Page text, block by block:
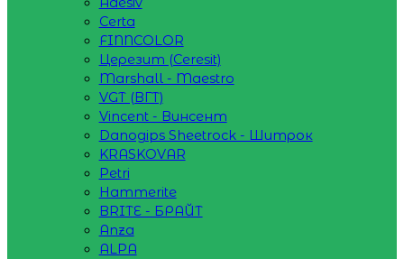
Certa
FINNCOLOR
Церезит (Ceresit)
Marshall - Maestro
VGT (ВГТ)
Vincent - Винсент
Danogips Sheetrock - Шитрок
KRASKOVAR
Petri
Hammerite
BRITE - БРАЙТ
Anza
ALPA